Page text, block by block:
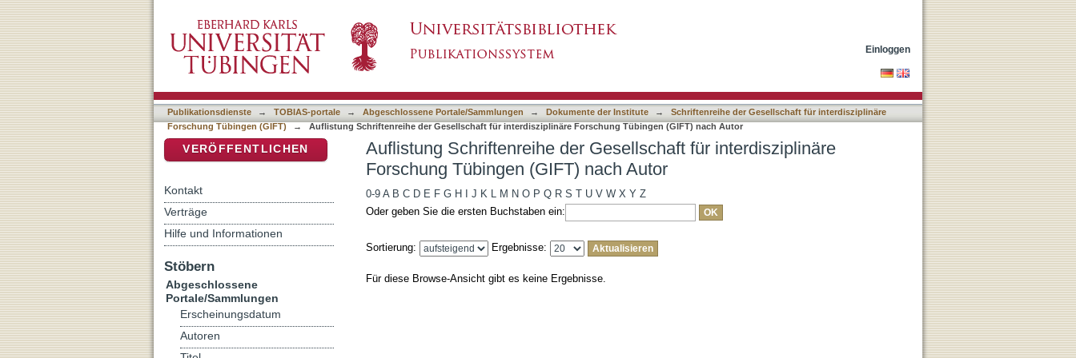
Autor
Einloggen
Publikationsdienste → TOBIAS-portale → Abgeschlossene Portale/Sammlungen → Dokumente der Institute →
Schriftenreihe der Gesellschaft für interdisziplinäre
Forschung Tübingen (GIFT)
→ Auflistung Schriftenreihe der Gesellschaft für interdisziplinäre Forschung Tübingen (GIFT) nach Autor
Auflistung Schriftenreihe der Gesellschaft für interdisziplinäre
Forschung Tübingen (GIFT) nach Autor
0-9 A B C D E F G H J K L M N O P Q R S T U V W X Y Z
Oder geben Sie die ersten Buchstaben ein:
Sortierung: Ergebnisse:
Für diese Browse-Ansicht gibt es keine Ergebnisse.
VERÖFFENTLICHEN
Kontakt
Verträge
Hilfe und Informationen
Stöbern
Abgeschlossene
Portale/Sammlungen
Erscheinungsdatum
Autoren